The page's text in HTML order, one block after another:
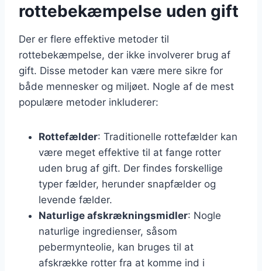
rottebekæmpelse uden gift
Der er flere effektive metoder til
rottebekæmpelse, der ikke involverer brug af
gift. Disse metoder kan være mere sikre for
både mennesker og miljøet. Nogle af de mest
populære metoder inkluderer:
Rottefælder: Traditionelle rottefælder kan
være meget effektive til at fange rotter
uden brug af gift. Der findes forskellige
typer fælder, herunder snapfælder og
levende fælder.
Naturlige afskrækningsmidler: Nogle
naturlige ingredienser, såsom
pebermynteolie, kan bruges til at
afskrække rotter fra at komme ind i